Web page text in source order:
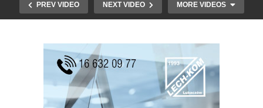
PREV VIDEO NEXT VIDEO MORE VIDEOS